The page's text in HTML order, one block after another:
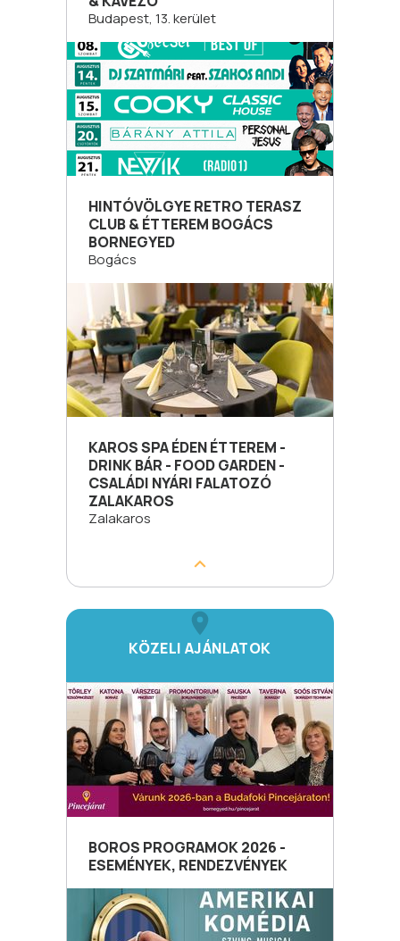
Budapest, 13. kerület
HINTÓVÖLGYE RETRO TERASZ
CLUB & ÉTTEREM BOGÁCS
BORNEGYED
Bogács
KAROS SPA ÉDEN ÉTTEREM -
DRINK BÁR - FOOD GARDEN -
CSALÁDI NYÁRI FALATOZÓ
ZALAKAROS
Zalakaros
KÖZELI AJÁNLATOK
BOROS PROGRAMOK 2026 -
ESEMÉNYEK, RENDEZVÉNYEK